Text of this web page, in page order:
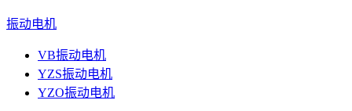
振动电机
VB振动电机
YZS振动电机
YZO振动电机